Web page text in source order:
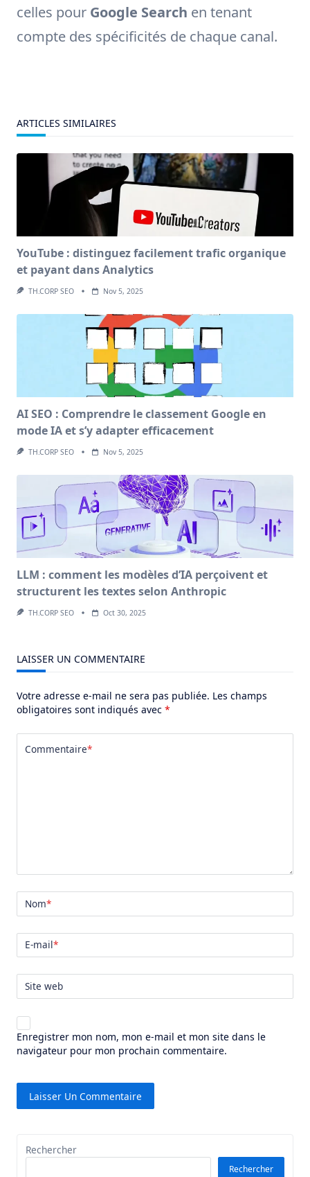
celles pour Google Search en tenant
compte des spécificités de chaque canal.
ARTICLES SIMILAIRES
YouTube : distinguez facilement trafic organique
et payant dans Analytics
TH.CORP SEO Nov 5, 2025
AI SEO : Comprendre le classement Google en
mode IA et s’y adapter efficacement
TH.CORP SEO Nov 5, 2025
LLM : comment les modèles d’IA perçoivent et
structurent les textes selon Anthropic
TH.CORP SEO Oct 30, 2025
LAISSER UN COMMENTAIRE
Votre adresse e-mail ne sera pas publiée. Les champs
obligatoires sont indiqués avec *
Commentaire*
Nom*
E-mail*
Site web
Enregistrer mon nom, mon e-mail et mon site dans le
navigateur pour mon prochain commentaire.
Rechercher
Rechercher